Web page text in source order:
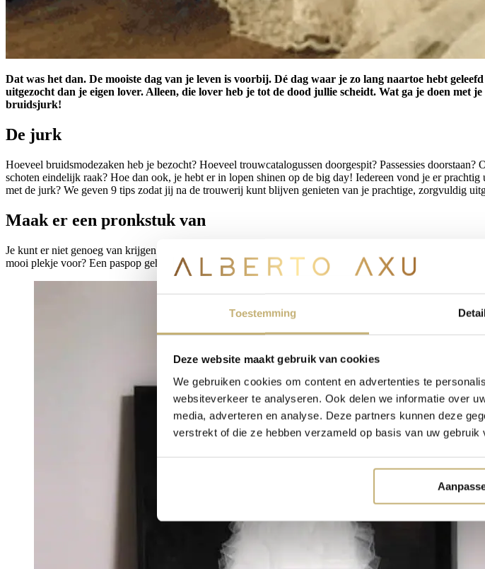
Toestemming
Deze website maakt gebruik van cookies
We gebruiken cookies om content en advertenties te
websiteverkeer te analyseren. Ook delen we informatie over
media, adverteren en analyse. Deze partners kunnen deze
verstrekt of die ze hebben verzameld op basis van uw gebruik
Dat was het dan. De mooiste dag van je leven is voorbij. Dé dag waar je zo lang naartoe hebt
uitgezocht dan je eigen lover. Alleen, die lover heb je tot de dood jullie scheidt. Wat ga je doen
bruidsjurk!
De jurk
Hoeveel bruidsmodezaken heb je bezocht? Hoeveel trouwcatalogussen doorgespit? Passessies
schoten eindelijk raak? Hoe dan ook, je hebt er in lopen shinen op de big day! Iedereen vond je er
met de jurk? We geven 9 tips zodat jij na de trouwerij kunt blijven genieten van je prachtige, zorgvuldig
Maak er een pronkstuk van
Je kunt er niet genoeg van krijgen en het liefst zou je elke dag willen nagenieten van je bruidsjurk. Om
mooi plekje voor? Een paspop gehuld in jouw bruidsjurk op de slaapkamer, opgehangen voor het raam